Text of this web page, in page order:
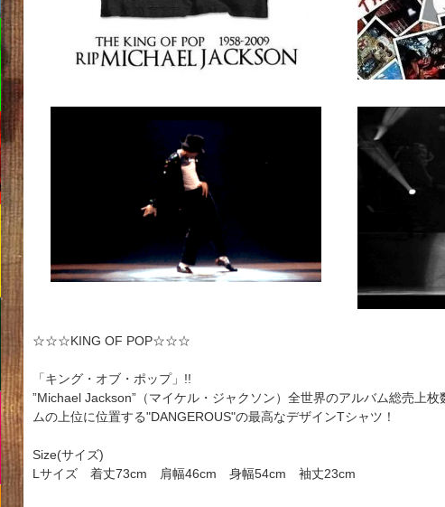
☆☆☆KING OF POP☆☆☆
「キング・オブ・ポップ」!!
”Michael Jackson”（マイケル・ジャクソン）全世界のアルバム総売上
ムの上位に位置する"DANGEROUS"の最高なデザインTシャツ！
Size(サイズ)
Lサイズ 着丈73cm 肩幅46cm 身幅54cm 袖丈23cm